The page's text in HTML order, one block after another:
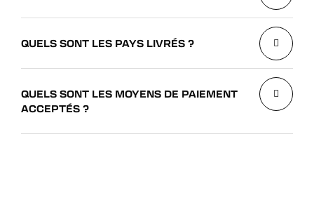
QUELS SONT LES PAYS LIVRÉS ?
QUELS SONT LES MOYENS DE PAIEMENT
ACCEPTÉS ?